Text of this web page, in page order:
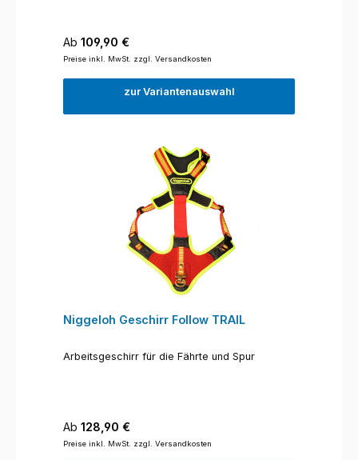
Regulärer Preis:
Ab 109,90 €
Preise inkl. MwSt. zzgl. Versandkosten
zur Variantenauswahl
Niggeloh Geschirr Follow TRAIL
Arbeitsgeschirr für die Fährte und Spur
Regulärer Preis:
Ab 128,90 €
Preise inkl. MwSt. zzgl. Versandkosten